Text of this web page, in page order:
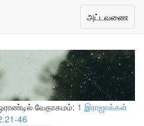
Toggle
navigation
அட்டவணை
வேதாகமம்: 1 இராஜாக்கள்
46